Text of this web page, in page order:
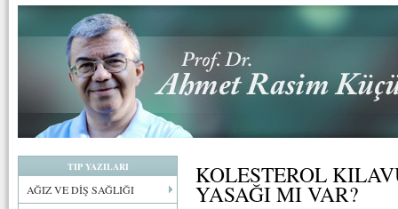
TIP YAZILARI
AĞIZ VE DİŞ SAĞLIĞI
KOLESTEROL
YASAĞI MI VAR?